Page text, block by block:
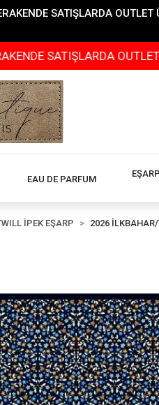
SATIŞLARDA
OUTLET
EAU DE PARFUM
İPEK EŞARP 2026